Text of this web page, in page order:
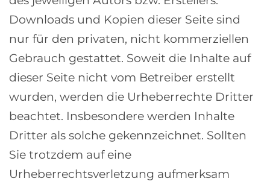
Downloads und Kopien dieser Seite sind
nur für den privaten, nicht kommerziellen
Gebrauch gestattet. Soweit die Inhalte auf
dieser Seite nicht vom Betreiber erstellt
wurden, werden die Urheberrechte Dritter
beachtet. Insbesondere werden Inhalte
Dritter als solche gekennzeichnet. Sollten
Sie trotzdem auf eine
Urheberrechtsverletzung aufmerksam